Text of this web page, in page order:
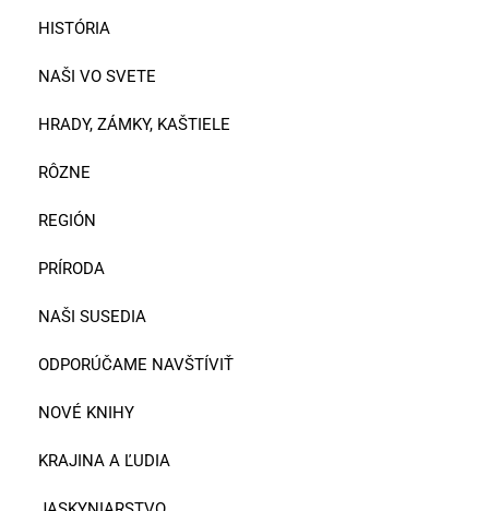
HISTÓRIA
NAŠI VO SVETE
HRADY, ZÁMKY, KAŠTIELE
RÔZNE
REGIÓN
PRÍRODA
NAŠI SUSEDIA
ODPORÚČAME NAVŠTÍVIŤ
NOVÉ KNIHY
KRAJINA A ĽUDIA